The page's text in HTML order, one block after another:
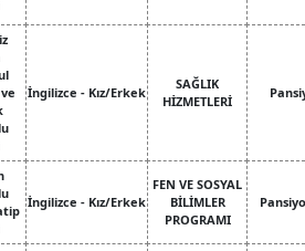
İngilizce - Kız/Erkek
SAĞLIK
HİZMETLERİ
İngilizce - Kız/Erkek
FEN VE SOSYAL
BİLİMLER
PROGRAMI